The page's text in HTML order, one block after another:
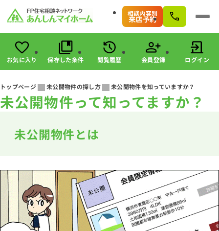
相談内容別
来店予約
会員登録 ログイン
物件検索
エリアから探す
こだわりから探す
すまいのお金に関する8つのサービス
マンガで分かる！住宅購入
会社情報
お気に入り 保存した条件 閲覧履歴 会員登録 ログイン
トップページ 未公開物件の探し方 未公開物件を知っていますか？
未公開物件って知ってますか？
未公開物件とは